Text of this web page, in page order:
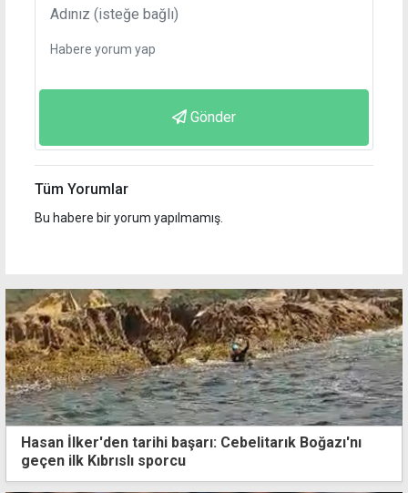
Gönder
Tüm Yorumlar
Bu habere bir yorum yapılmamış.
Hasan İlker'den tarihi başarı: Cebelitarık Boğazı'nı
geçen ilk Kıbrıslı sporcu